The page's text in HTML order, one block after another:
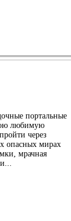
портальные
любимую
через
опасных мирах
мрачная